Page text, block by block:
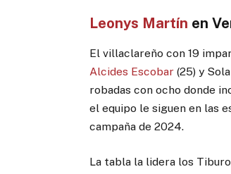
Leonys Martín en
El villaclareño con 19
Alcides Escobar (25) y
robadas con ocho donde
el equipo le siguen en las
campaña de 2024.
La tabla la lidera los